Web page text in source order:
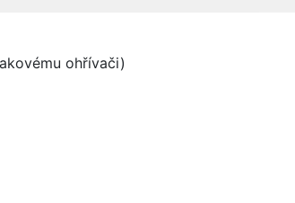
ohřívači)